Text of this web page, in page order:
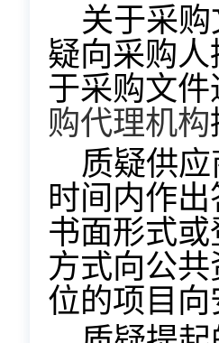
关于采
疑向采购
于采购文
购代理机构
质疑供
时间内作
书面形式
方式向公
位的项目